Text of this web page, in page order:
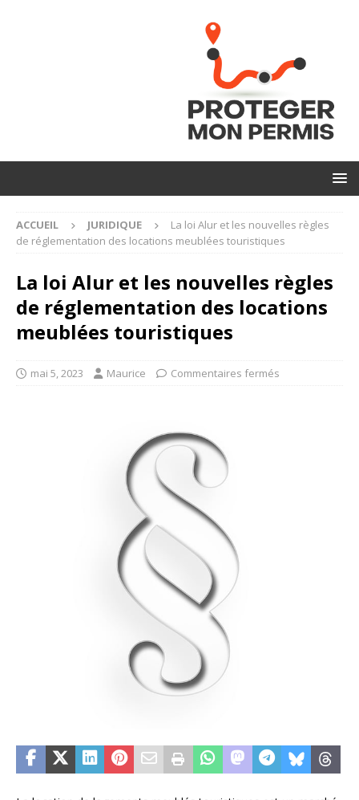
ACCUEIL JURIDIQUE
La loi Alur et les nouvelles règles
de réglementation des locations meublées touristiques
La loi Alur et les nouvelles règles
de réglementation des locations
meublées touristiques
mai 5, 2023 Maurice Commentaires fermés